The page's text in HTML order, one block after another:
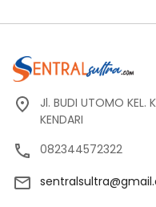
Jl. BUDI UTOMO KEL.
KENDARI
082344572322